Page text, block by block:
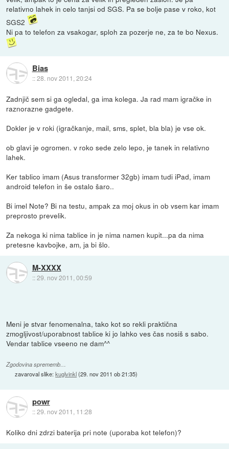
relativno lahek in celo tanjsi od SGS. Pa se bolje pase v roko, kot
SGS2
Ni pa to telefon za vsakogar, sploh za pozerje ne, za te bo Nexus.
Bias
::28. nov 2011, 20:24
Zadnjič sem si ga ogledal, ga ima kolega. Ja rad mam igračke in
raznorazne gadgete.
Dokler je v roki (igračkanje, mail, sms, splet, bla bla) je vse ok.
ob glavi je ogromen. v roko sede zelo lepo, je tanek in relativno
lahek.
Ker tablico imam (Asus transformer 32gb) imam tudi iPad, imam
android telefon in še ostalo šaro..
Bi imel Note? Bi na testu, ampak za moj okus in ob vsem kar imam
preprosto prevelik.
Za nekoga ki nima tablice in je nima namen kupit...pa da nima
pretesne kavbojke, am, ja bi šlo.
M-XXXX
::29. nov 2011, 00:59
Meni je stvar fenomenalna, tako kot so rekli praktična
zmogljivost/uporabnost tablice ki jo lahko ves čas nosiš s sabo.
Vendar tablice vseeno ne dam^^
Zgodovina sprememb…
zavaroval slike:kuglvinkl(29. nov 2011 ob 21:35)
powr
::29. nov 2011, 11:28
Koliko dni zdrzi baterija pri note (uporaba kot telefon)?